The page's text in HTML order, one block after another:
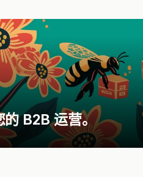
的 B2B 运营。